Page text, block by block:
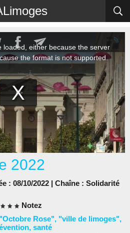
2022
: 08/10/2022 | Chaîne : Solidarité
Notez
"Octobre Rose", "ville de limoges",
, santé